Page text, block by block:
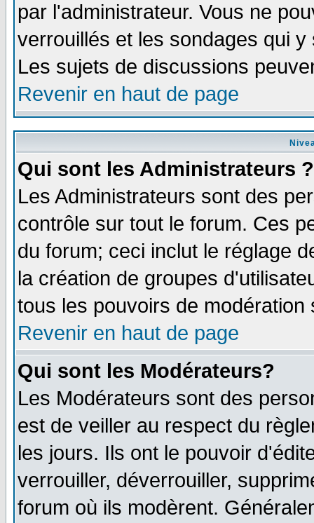
par l'administrateur. Vous ne
verrouillés et les sondages qui
Les sujets de discussions
Revenir en haut de page
Qui sont les Administrateurs ?
Les Administrateurs sont des
contrôle sur tout le forum. Ces
du forum; ceci inclut le réglage
la création de groupes
tous les pouvoirs de modération
Revenir en haut de page
Qui sont les Modérateurs?
Les Modérateurs sont des
est de veiller au respect du
les jours. Ils ont le pouvoir
verrouiller, déverrouiller,
forum où ils modèrent.